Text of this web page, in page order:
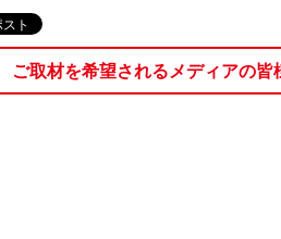
ご取材を希望されるメディアの皆